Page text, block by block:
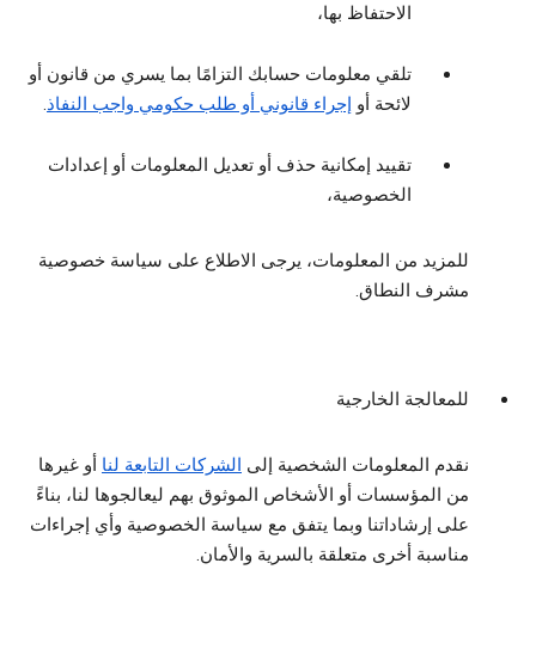
الاحتفاظ بها،
تلقي معلومات حسابك التزامًا بما يسري من قانون أو
لائحة أو إجراء قانوني أو طلب حكومي واجب النفاذ.
تقييد إمكانية حذف أو تعديل المعلومات أو إعدادات
الخصوصية،
للمزيد من المعلومات، يرجى الاطلاع على سياسة خصوصية
مشرف النطاق.
للمعالجة الخارجية
نقدم المعلومات الشخصية إلى الشركات التابعة لنا أو غيرها
من المؤسسات أو الأشخاص الموثوق بهم ليعالجوها لنا، بناءً
على إرشاداتنا وبما يتفق مع سياسة الخصوصية وأي إجراءات
مناسبة أخرى متعلقة بالسرية والأمان.